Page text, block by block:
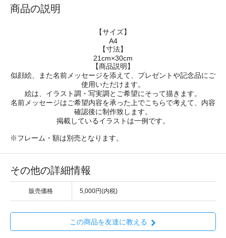
商品の説明
【サイズ】
A4
【寸法】
21cm×30cm
【商品説明】
似顔絵、また名前メッセージを添えて、プレゼントや記念品にご
使用いただけます。
絵は、イラスト調・写実調とご希望にそって描きます。
名前メッセージはご希望内容を承った上でこちらで考えて、内容
確認後に制作致します。
掲載しているイラストは一例です。
※フレーム・額は別売となります。
その他の詳細情報
販売価格 5,000円(内税)
この商品を友達に教える